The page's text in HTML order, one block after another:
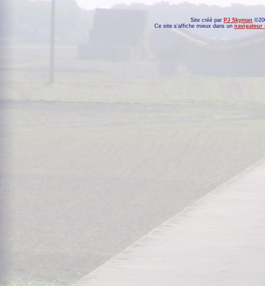
Site créé par PJ Skyman
Ce site s'affiche mieux dans un navigateur